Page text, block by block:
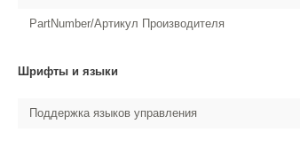
PartNumber/Артикул Производителя
Шрифты и языки
Поддержка языков управления